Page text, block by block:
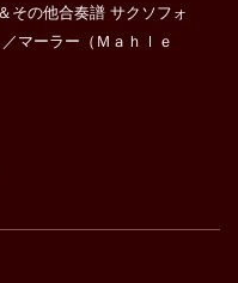
その他合奏譜 サクソフォ
マーラー（Ｍａｈｌｅ